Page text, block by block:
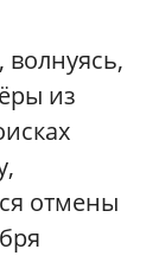
из
отмены